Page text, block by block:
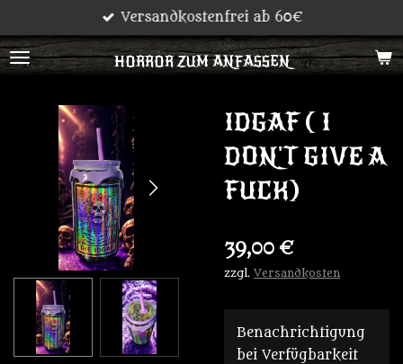
Hauptinhalt
springen
HORROR ZUM ANFASSEN
Versandkostenfrei ab 60€
IDGAF ( I
DON'T GIVE A
FUCK)
39,00 €
zzgl. Versandkosten
Benachrichtigung
bei Verfügbarkeit